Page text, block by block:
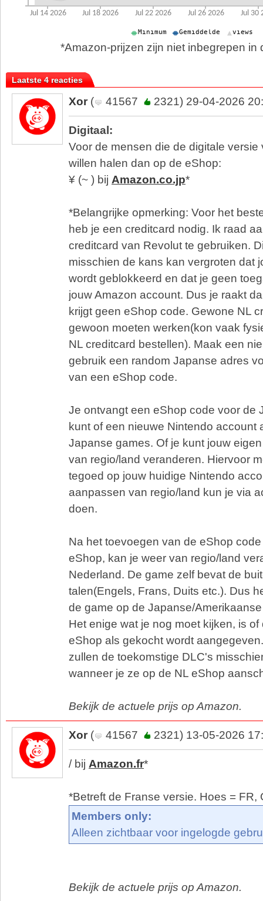
*Amazon-prijzen zijn niet inbegrepen in
Laatste 4 reacties
Xor ( 41567 2321) 29-04-2026
Digitaal:
Voor de mensen die de digitale versie
willen halen dan op de eShop:
¥ (~ ) bij Amazon.co.jp*
*Belangrijke opmerking: Voor het
heb je een creditcard nodig. Ik raad
creditcard van Revolut te gebruiken.
misschien de kans kan vergroten dat
wordt geblokkeerd en dat je geen
jouw Amazon account. Dus je raakt
krijgt geen eShop code. Gewone NL
gewoon moeten werken(kon vaak
NL creditcard bestellen). Maak een
gebruik een random Japanse adres
van een eShop code.
Je ontvangt een eShop code voor de
kunt of een nieuwe Nintendo account
Japanse games. Of je kunt jouw
van regio/land veranderen. Hiervoor
tegoed op jouw huidige Nintendo
aanpassen van regio/land kun je via
doen.
Na het toevoegen van de eShop
eShop, kan je weer van regio/land
Nederland. De game zelf bevat de
talen(Engels, Frans, Duits etc.). Dus
de game op de Japanse/
Het enige wat je nog moet kijken, is
eShop als gekocht wordt
zullen de toekomstige DLC's
wanneer je ze op de NL eShop
Bekijk de actuele prijs op Amazon.
Xor ( 41567 2321) 13-05-2026
/ bij Amazon.fr*
*Betreft de Franse versie. Hoes = FR,
Members only:
Alleen zichtbaar voor ingelogde
Bekijk de actuele prijs op Amazon.